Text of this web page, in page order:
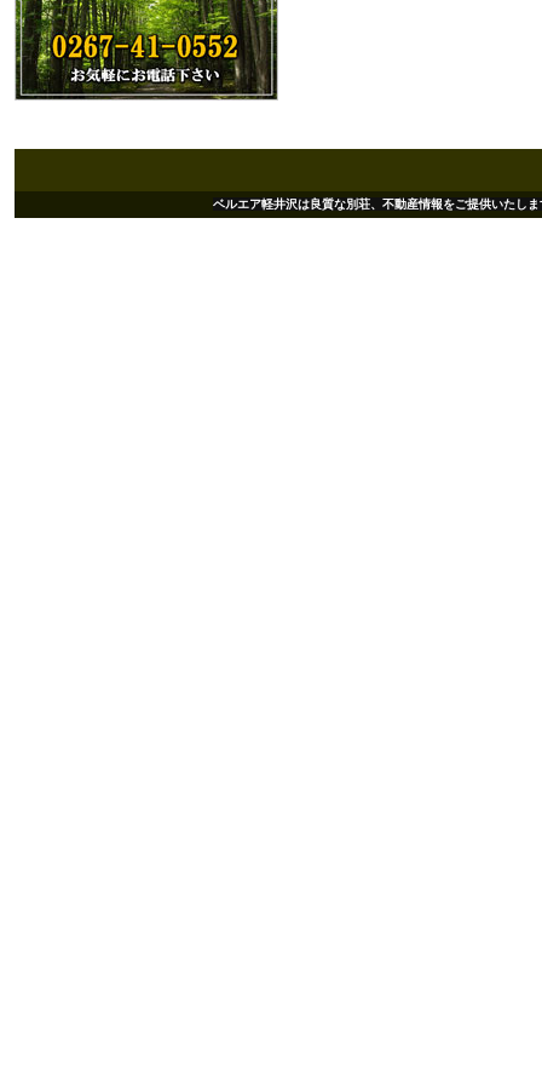
ベルエア軽井沢は良質な別荘、不動産情報をご提供いた